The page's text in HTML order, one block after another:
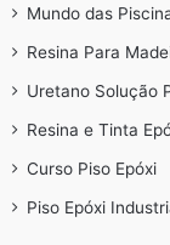
Mundo das
Resina Para
Uretano Solução
Resina e Tinta
Curso Piso Epóxi
Piso Epóxi